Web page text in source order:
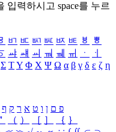
입력하시고 space를 누르
ㅲ ㅳ ㅴ ㅵ ㅶ ㅷ ㅸ
ㅹ
ㆇ ㆈ ㆉ ㆊ ㆋ ㆌ ㆍ
ㆎ
Σ ΤΥ Φ Χ Ψ Ω α β γ δ ε ζ η
פ ם ן ו ט א ר ק ף
＂ （ ） ［ ］ ｛ ｝